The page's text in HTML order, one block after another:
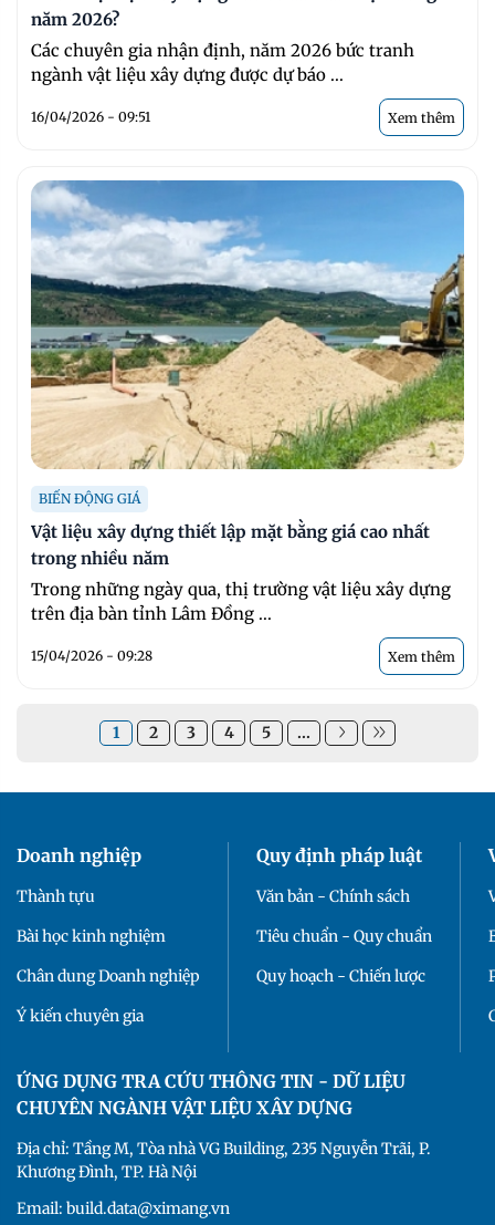
năm 2026?
Các chuyên gia nhận định, năm 2026 bức tranh
ngành vật liệu xây dựng được dự báo ...
16/04/2026 - 09:51 Xem thêm
BIẾN ĐỘNG GIÁ
Vật liệu xây dựng thiết lập mặt bằng giá cao nhất
trong nhiều năm
Trong những ngày qua, thị trường vật liệu xây dựng
trên địa bàn tỉnh Lâm Đồng ...
15/04/2026 - 09:28 Xem thêm
1 2 3 4 5 ...
Doanh nghiệp
Thành tựu
Bài học kinh nghiệm
Chân dung Doanh nghiệp
Ý kiến chuyên gia
Quy định pháp luật
Văn bản - Chính sách
Tiêu chuẩn - Quy chuẩn
Quy hoạch - Chiến lược
ỨNG DỤNG TRA CỨU THÔNG TIN - DỮ LIỆU
CHUYÊN NGÀNH VẬT LIỆU XÂY DỰNG
Địa chỉ: Tầng M, Tòa nhà VG Building, 235 Nguyễn Trãi, P.
Khương Đình, TP. Hà Nội
Email: build.data@ximang.vn